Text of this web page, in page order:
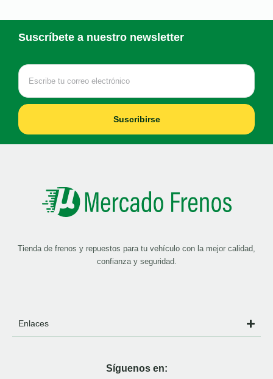
Suscríbete a nuestro newsletter
Suscribirse
Tienda de frenos y repuestos para tu vehículo con la mejor calidad,
confianza y seguridad.
Enlaces
Síguenos en: